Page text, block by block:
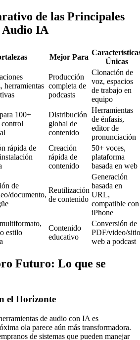
de las Principales
Audio IA
Mejor Para
Únicas
herramientas
Producción
completa de
podcasts
Clonación de
voz, espacios
de trabajo en
equipo
100+
Distribución
global de
contenido
Herramientas
de énfasis,
editor de
pronunciación
rápida de
Creación
rápida de
contenido
50+ voces,
plataforma
basada en web
de
documento,
Reutilización
de contenido
Generación
basada en
URL,
compatible con
iPhone
estilo
Contenido
educativo
Conversión de
PDF/video/sitio
web a podcast
Futuro: Lo que se
el Horizonte
de audio con IA es
ola parece aún más transformadora.
de sistemas que pueden manejar